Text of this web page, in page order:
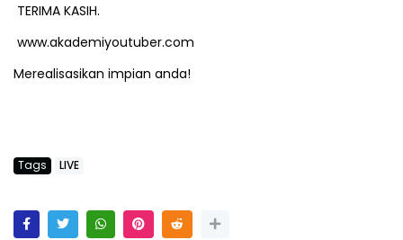
TERIMA KASIH.
www.akademiyoutuber.com
Merealisasikan impian anda!
Tags LIVE